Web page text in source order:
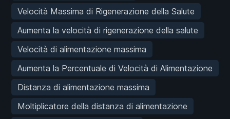
Velocità Massima di Rigenerazione della Salute
Aumenta la velocità di rigenerazione della salute
Velocità di alimentazione massima
Aumenta la Percentuale di Velocità di Alimentazione
Distanza di alimentazione massima
Moltiplicatore della distanza di alimentazione